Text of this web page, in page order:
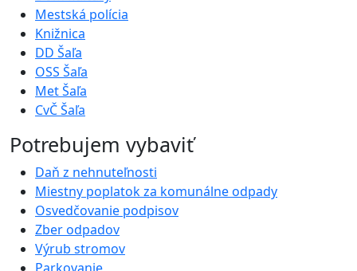
Mestská polícia
Knižnica
DD Šaľa
OSS Šaľa
Met Šaľa
CvČ Šaľa
Potrebujem vybaviť
Daň z nehnuteľnosti
Miestny poplatok za komunálne odpady
Osvedčovanie podpisov
Zber odpadov
Výrub stromov